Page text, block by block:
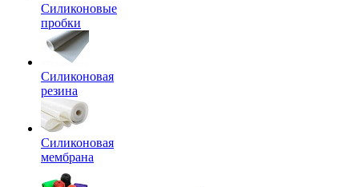
Силиконовые
пробки
Силиконовая
резина
Силиконовая
мембрана